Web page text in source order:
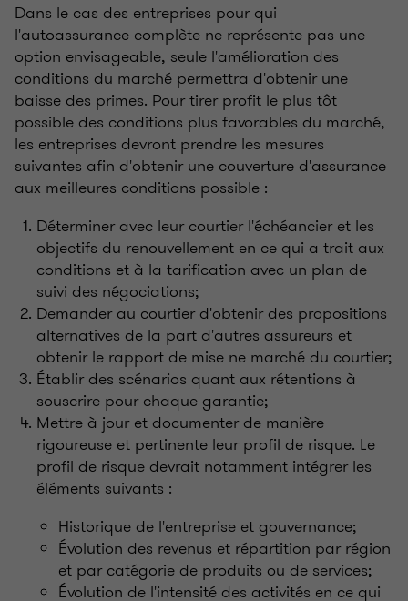
Dans le cas des entreprises pour qui
l'autoassurance complète ne représente pas une
option envisageable, seule l'amélioration des
conditions du marché permettra d'obtenir une
baisse des primes. Pour tirer profit le plus tôt
possible des conditions plus favorables du marché,
les entreprises devront prendre les mesures
suivantes afin d'obtenir une couverture d'assurance
aux meilleures conditions possible :
Déterminer avec leur courtier l'échéancier et les
objectifs du renouvellement en ce qui a trait aux
conditions et à la tarification avec un plan de
suivi des négociations;
Demander au courtier d'obtenir des propositions
alternatives de la part d'autres assureurs et
obtenir le rapport de mise ne marché du courtier;
Établir des scénarios quant aux rétentions à
souscrire pour chaque garantie;
Mettre à jour et documenter de manière
rigoureuse et pertinente leur profil de risque. Le
profil de risque devrait notamment intégrer les
éléments suivants :
Historique de l'entreprise et gouvernance;
Évolution des revenus et répartition par région
et par catégorie de produits ou de services;
Évolution de l'intensité des activités en ce qui